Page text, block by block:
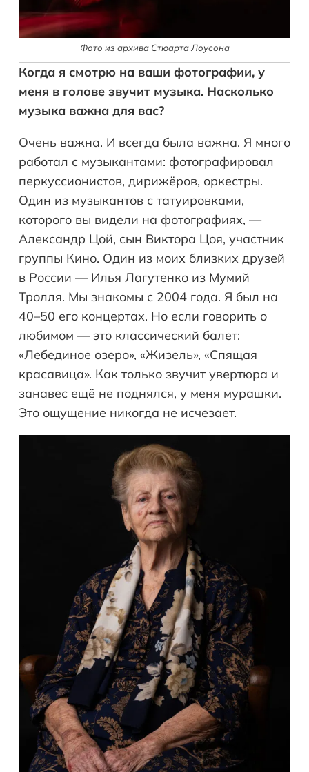
Фото из архива Стюарта Лоусона
Когда я смотрю на ваши фотографии, у
меня в голове звучит музыка. Насколько
музыка важна для вас?
Очень важна. И всегда была важна. Я много
работал с музыкантами: фотографировал
перкуссионистов, дирижёров, оркестры.
Один из музыкантов с татуировками,
которого вы видели на фотографиях, —
Александр Цой, сын Виктора Цоя, участник
группы Кино. Один из моих близких друзей
в России — Илья Лагутенко из Мумий
Тролля. Мы знакомы с 2004 года. Я был на
40–50 его концертах. Но если говорить о
любимом — это классический балет:
«Лебединое озеро», «Жизель», «Спящая
красавица». Как только звучит увертюра и
занавес ещё не поднялся, у меня мурашки.
Это ощущение никогда не исчезает.